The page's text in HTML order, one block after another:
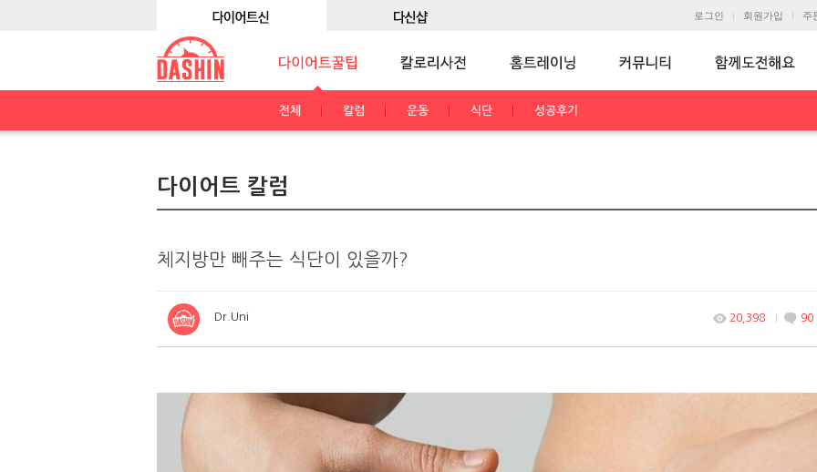
로그인 회원가입 주
전체 칼럼 운동 식단 성공후기
다이어트 칼럼
체지방만 빼주는 식단이 있을까?
Dr.Uni 20,398 90